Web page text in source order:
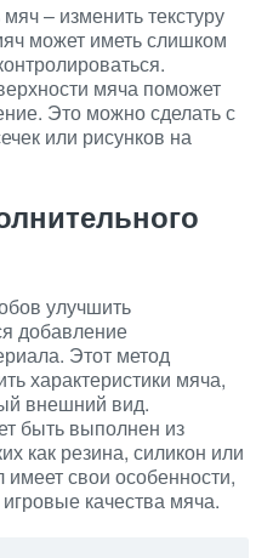
– изменить текстуру
может иметь слишком
мяча поможет
Это можно сделать с
или рисунков на
улучшить
добавление
Этот метод
характеристики мяча,
внешний вид.
быть выполнен из
как резина, силикон или
свои особенности,
качества мяча.